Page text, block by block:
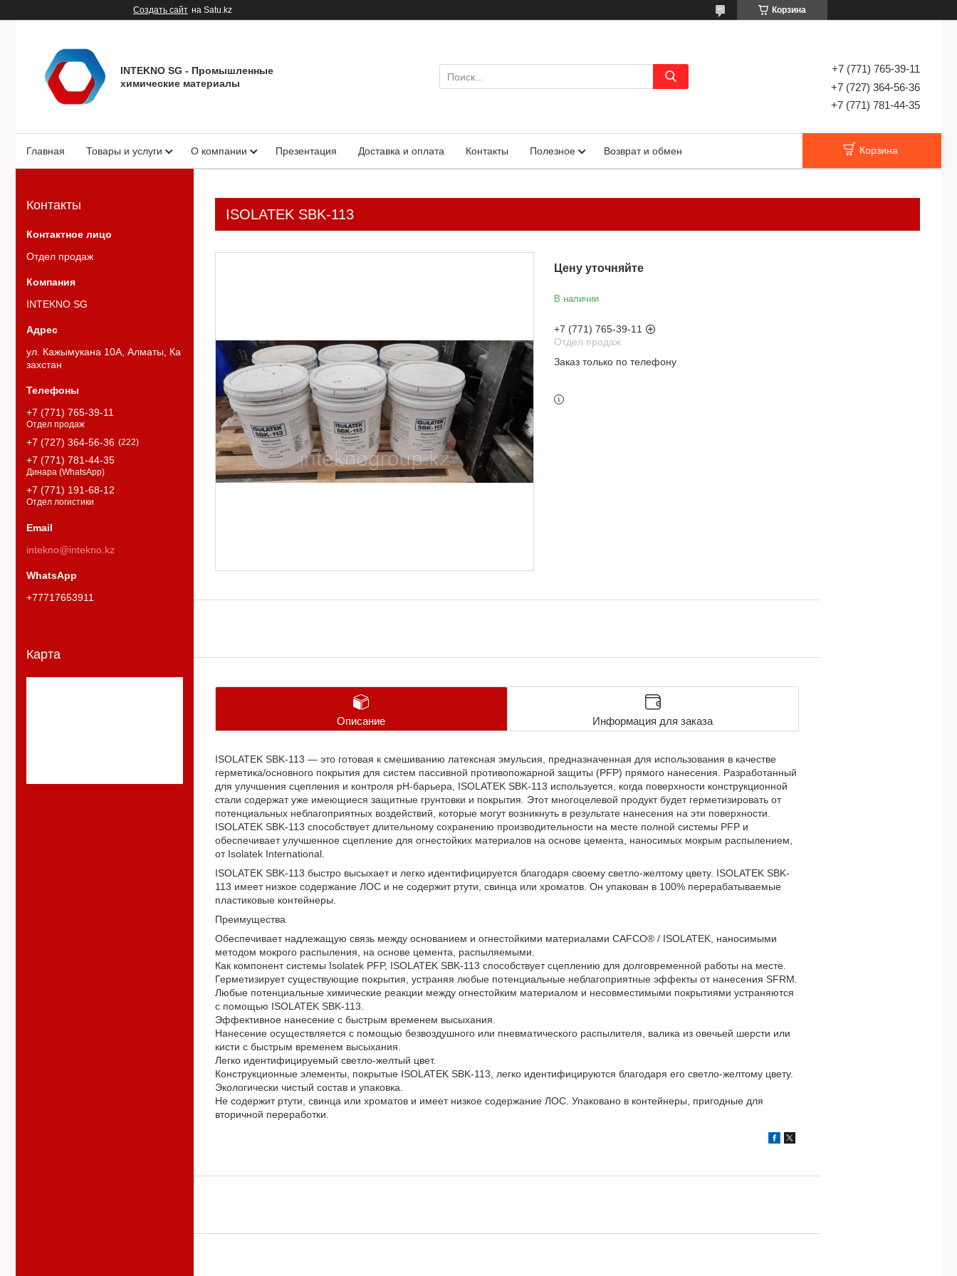
Создать сайт на Satu.kz Корзина
INTEKNO SG - Промышленные
химические материалы
+7 (771) 765-39-11
+7 (727) 364-56-36
+7 (771) 781-44-35
Главная Товары и услуги О компании Презентация Доставка и оплата Контакты Полезное Возврат и обмен Корзина
ISOLATEK SBK-113
Цену уточняйте
В наличии
+7 (771) 765-39-11
Отдел продаж
Заказ только по телефону
Описание Информация для заказа
ISOLATEK SBK-113 — это готовая к смешиванию латексная эмульсия, предназначенная для использования в качестве
герметика/основного покрытия для систем пассивной противопожарной защиты (PFP) прямого нанесения. Разработанный
для улучшения сцепления и контроля pH-барьера, ISOLATEK SBK-113 используется, когда поверхности конструкционной
стали содержат уже имеющиеся защитные грунтовки и покрытия. Этот многоцелевой продукт будет герметизировать от
потенциальных неблагоприятных воздействий, которые могут возникнуть в результате нанесения на эти поверхности.
ISOLATEK SBK-113 способствует длительному сохранению производительности на месте полной системы PFP и
обеспечивает улучшенное сцепление для огнестойких материалов на основе цемента, наносимых мокрым распылением,
от Isolatek International.
ISOLATEK SBK-113 быстро высыхает и легко идентифицируется благодаря своему светло-желтому цвету. ISOLATEK SBK-
113 имеет низкое содержание ЛОС и не содержит ртути, свинца или хроматов. Он упакован в 100% перерабатываемые
пластиковые контейнеры.
Преимущества
Обеспечивает надлежащую связь между основанием и огнестойкими материалами CAFCO® / ISOLATEK, наносимыми
методом мокрого распыления, на основе цемента, распыляемыми.
Как компонент системы Isolatek PFP, ISOLATEK SBK-113 способствует сцеплению для долговременной работы на месте.
Герметизирует существующие покрытия, устраняя любые потенциальные неблагоприятные эффекты от нанесения SFRM.
Любые потенциальные химические реакции между огнестойким материалом и несовместимыми покрытиями устраняются
с помощью ISOLATEK SBK-113.
Эффективное нанесение с быстрым временем высыхания.
Нанесение осуществляется с помощью безвоздушного или пневматического распылителя, валика из овечьей шерсти или
кисти с быстрым временем высыхания.
Легко идентифицируемый светло-желтый цвет.
Конструкционные элементы, покрытые ISOLATEK SBK-113, легко идентифицируются благодаря его светло-желтому цвету.
Экологически чистый состав и упаковка.
Не содержит ртути, свинца или хроматов и имеет низкое содержание ЛОС. Упаковано в контейнеры, пригодные для
вторичной переработки.
Контакты
Отдел продаж
INTEKNO SG
ул. Кажымукана 10А, Алматы, Ка
захстан
+7 (771) 765-39-11
Отдел продаж
+7 (727) 364-56-36 222
+7 (771) 781-44-35
Динара (WhatsApp)
+7 (771) 191-68-12
Отдел логистики
intekno@intekno.kz
+77717653911
Карта